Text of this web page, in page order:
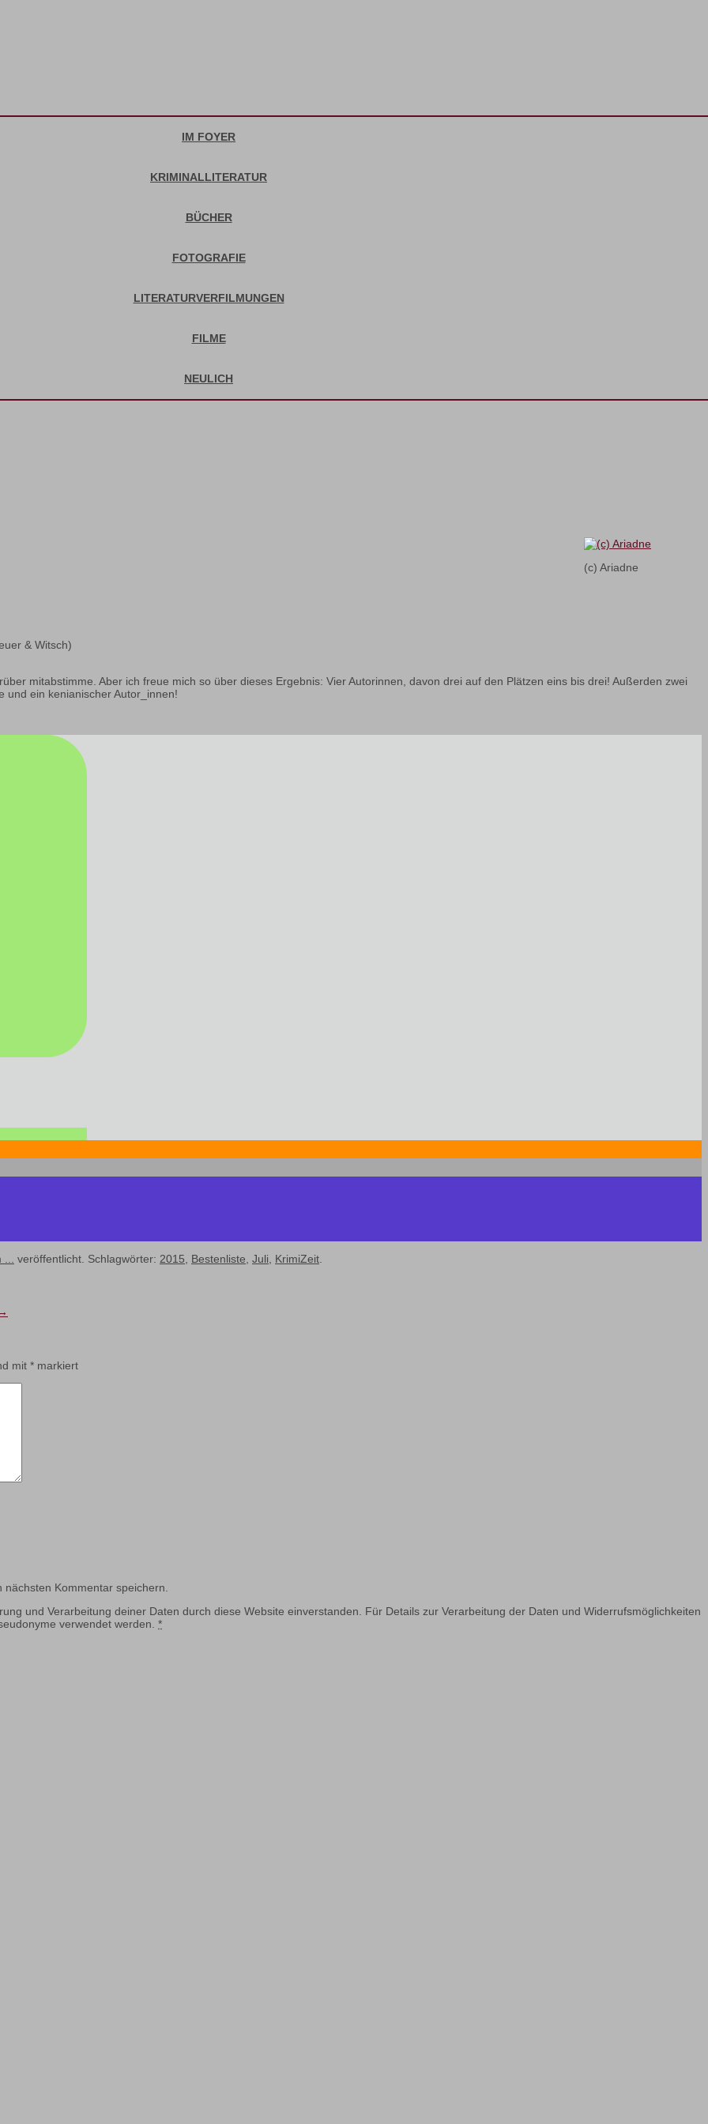
IM FOYER
KRIMINALLITERATUR
BÜCHER
FOTOGRAFIE
LITERATURVERFILMUNGEN
FILME
NEULICH
(c) Ariadne
& Witsch)
mitabstimme. Aber ich freue mich so über dieses Ergebnis: Vier Autorinnen, davon drei auf den Plätzen eins bis drei! Außerden zwei
und ein kenianischer Autor_innen!
veröffentlicht. Schlagwörter: 2015 Bestenliste Juli KrimiZeit
mit * markiert
Kommentar speichern.
und Verarbeitung deiner Daten durch diese Website einverstanden. Für Details zur Verarbeitung der Daten und Widerrufsmöglichkeiten
verwendet werden. *